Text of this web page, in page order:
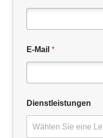
E-Mail *
Dienstleistungen